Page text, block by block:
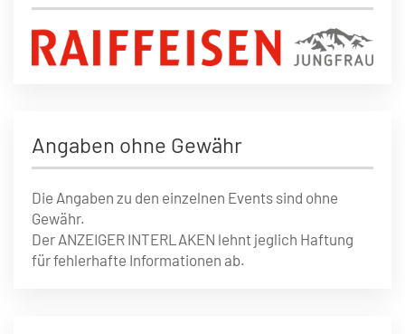
Angaben ohne Gewähr
Die Angaben zu den einzelnen Events sind ohne
Gewähr.
Der ANZEIGER INTERLAKEN lehnt jeglich Haftung
für fehlerhafte Informationen ab.